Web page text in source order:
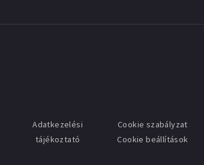
Adatkezelési
tájékoztató
Cookie szabályzat
Cookie beállítások